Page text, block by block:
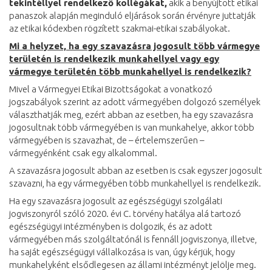
tekintéllyel rendelkező kollégákat, akik a benyújtott etikai
panaszok alapján meginduló eljárások során érvényre juttatják
az etikai kódexben rögzített szakmai-etikai szabályokat.
Mi a helyzet, ha egy szavazásra jogosult több vármegye
területén is rendelkezik munkahellyel vagy egy
vármegye területén több munkahellyel is rendelkezik?
Mivel a Vármegyei Etikai Bizottságokat a vonatkozó
jogszabályok szerint az adott vármegyében dolgozó személyek
választhatják meg, ezért abban az esetben, ha egy szavazásra
jogosultnak több vármegyében is van munkahelye, akkor több
vármegyében is szavazhat, de – értelemszerűen –
vármegyénként csak egy alkalommal.
A szavazásra jogosult abban az esetben is csak egyszer jogosult
szavazni, ha egy vármegyében több munkahellyel is rendelkezik.
Ha egy szavazásra jogosult az egészségügyi szolgálati
jogviszonyról szóló 2020. évi C. törvény hatálya alá tartozó
egészségügyi intézményben is dolgozik, és az adott
vármegyében más szolgáltatónál is fennáll jogviszonya, illetve,
ha saját egészségügyi vállalkozása is van, úgy kérjük, hogy
munkahelyként elsődlegesen az állami intézményt jelölje meg.